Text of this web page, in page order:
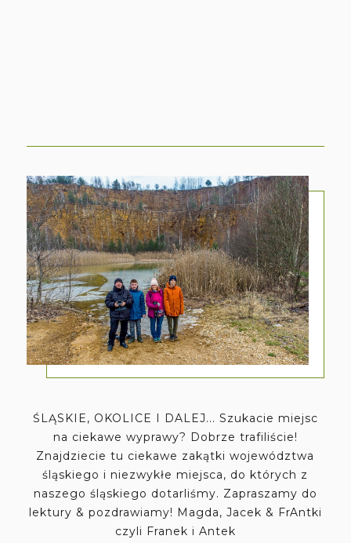
ŚLĄSKIE, OKOLICE I DALEJ... Szukacie miejsc
na ciekawe wyprawy? Dobrze trafiliście!
Znajdziecie tu ciekawe zakątki województwa
śląskiego i niezwykłe miejsca, do których z
naszego śląskiego dotarliśmy. Zapraszamy do
lektury & pozdrawiamy! Magda, Jacek & FrAntki
czyli Franek i Antek